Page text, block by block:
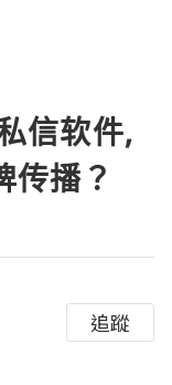
信软件,
传播？
追蹤